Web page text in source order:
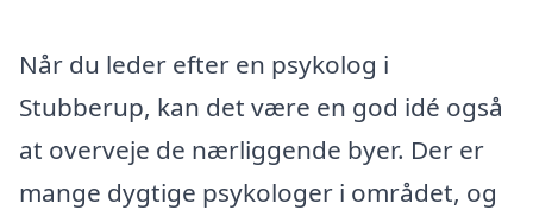
Når du leder efter en psykolog i
Stubberup, kan det være en god idé også
at overveje de nærliggende byer. Der er
mange dygtige psykologer i området, og